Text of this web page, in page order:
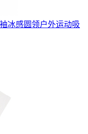
冰感圆领户外运动吸